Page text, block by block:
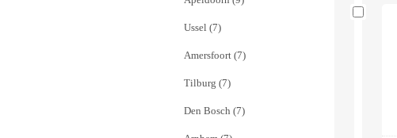
Ussel (7)
Amersfoort (7)
Tilburg (7)
Den Bosch (7)